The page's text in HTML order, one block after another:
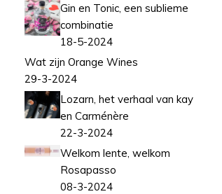
Gin en Tonic, een sublieme
combinatie
18-5-2024
Wat zijn Orange Wines
29-3-2024
Lozarn, het verhaal van kay
en Carménère
22-3-2024
Welkom lente, welkom
Rosapasso
08-3-2024